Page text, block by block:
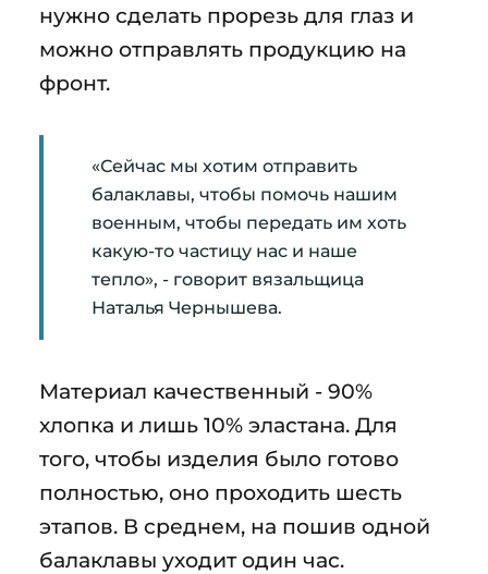
нужно сделать прорезь для глаз и
можно отправлять продукцию на
фронт.
«Сейчас мы хотим отправить
балаклавы, чтобы помочь нашим
военным, чтобы передать им хоть
какую-то частицу нас и наше
тепло», - говорит вязальщица
Наталья Чернышева.
Материал качественный - 90%
хлопка и лишь 10% эластана. Для
того, чтобы изделия было готово
полностью, оно проходить шесть
этапов. В среднем, на пошив одной
балаклавы уходит один час.